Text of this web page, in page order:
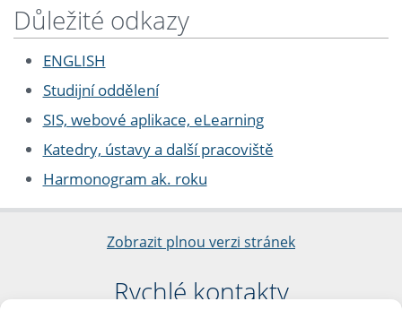
Důležité odkazy
ENGLISH
Studijní oddělení
SIS, webové aplikace, eLearning
Katedry, ústavy a další pracoviště
Harmonogram ak. roku
Zobrazit plnou verzi stránek
Rychlé kontakty